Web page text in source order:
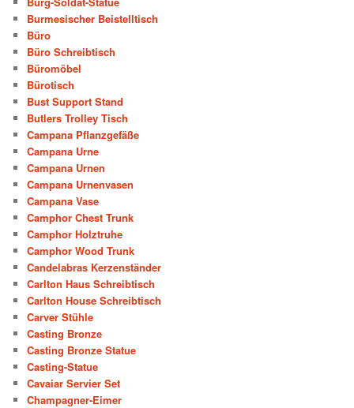
Burmesischer Beistelltisch
Büro
Büro Schreibtisch
Büromöbel
Bürotisch
Bust Support Stand
Butlers Trolley Tisch
Campana Pflanzgefäße
Campana Urne
Campana Urnen
Campana Urnenvasen
Campana Vase
Camphor Chest Trunk
Camphor Holztruhe
Camphor Wood Trunk
Candelabras Kerzenständer
Carlton Haus Schreibtisch
Carlton House Schreibtisch
Carver Stühle
Casting Bronze
Casting Bronze Statue
Casting-Statue
Cavaiar Servier Set
Champagner-Eimer